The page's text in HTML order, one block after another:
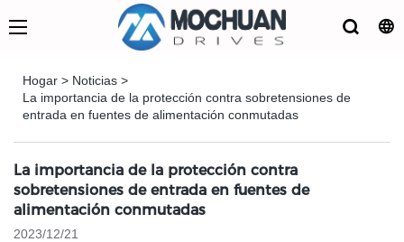
Hogar > Noticias >
La importancia de la protección contra sobretensiones de
entrada en fuentes de alimentación conmutadas
La importancia de la protección contra
sobretensiones de entrada en fuentes de
alimentación conmutadas
2023/12/21